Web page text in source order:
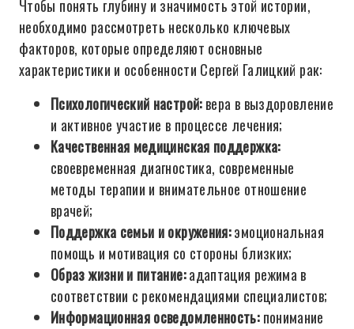
Чтобы понять глубину и значимость этой истории,
необходимо рассмотреть несколько ключевых
факторов, которые определяют основные
характеристики и особенности Сергей Галицкий рак:
Психологический настрой:вера в выздоровление
и активное участие в процессе лечения;
Качественная медицинская поддержка:
своевременная диагностика, современные
методы терапии и внимательное отношение
врачей;
Поддержка семьи и окружения:эмоциональная
помощь и мотивация со стороны близких;
Образ жизни и питание:адаптация режима в
соответствии с рекомендациями специалистов;
Информационная осведомленность:понимание